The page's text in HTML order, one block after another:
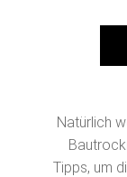
Natürlich
Tipps, um